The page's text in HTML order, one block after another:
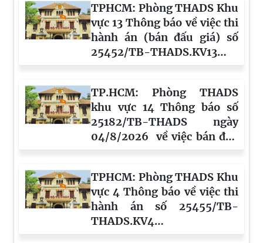
TPHCM: Phòng THADS Khu
vực 13 Thông báo về việc thi
hành án (bán đấu giá) số
25452/TB-THADS.KV13
ngày 05/8/2026
TP.HCM: Phòng THADS
khu vực 14 Thông báo số
25182/TB-THADS ngày
04/8/2026 về việc bán đấu
giá tài sản
TPHCM: Phòng THADS Khu
vực 4 Thông báo về việc thi
hành án số 25455/TB-
THADS.KV4
ngày 05/8/2026